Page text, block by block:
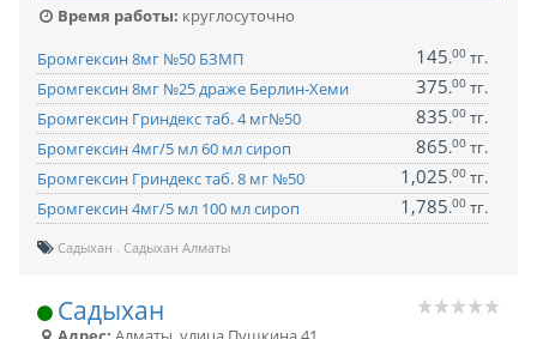
Время работы: круглосуточно
Бромгексин 8мг №50 БЗМП
145.00 тг.
Бромгексин 8мг №25 драже Берлин-Хеми
375.00 тг.
Бромгексин Гриндекс таб. 4 мг№50
835.00 тг.
Бромгексин 4мг/5 мл 60 мл сироп
865.00 тг.
Бромгексин Гриндекс таб. 8 мг №50
1,025.00 тг.
Бромгексин 4мг/5 мл 100 мл сироп
1,785.00 тг.
Садыхан Садыхан Алматы
Садыхан